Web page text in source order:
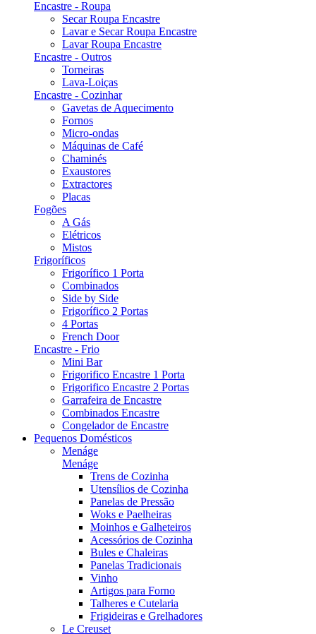
Encastre - Roupa
Secar Roupa Encastre
Lavar e Secar Roupa Encastre
Lavar Roupa Encastre
Encastre - Outros
Torneiras
Lava-Loiças
Encastre - Cozinhar
Gavetas de Aquecimento
Fornos
Micro-ondas
Máquinas de Café
Chaminés
Exaustores
Extractores
Placas
Fogões
A Gás
Elétricos
Mistos
Frigoríficos
Frigorífico 1 Porta
Combinados
Side by Side
Frigorífico 2 Portas
4 Portas
French Door
Encastre - Frio
Mini Bar
Frigorifico Encastre 1 Porta
Frigorifico Encastre 2 Portas
Garrafeira de Encastre
Combinados Encastre
Congelador de Encastre
Pequenos Domésticos
Menáge
Menáge
Trens de Cozinha
Utensílios de Cozinha
Panelas de Pressão
Woks e Paelheiras
Moinhos e Galheteiros
Acessórios de Cozinha
Bules e Chaleiras
Panelas Tradicionais
Vinho
Artigos para Forno
Talheres e Cutelaria
Frigideiras e Grelhadores
Le Creuset